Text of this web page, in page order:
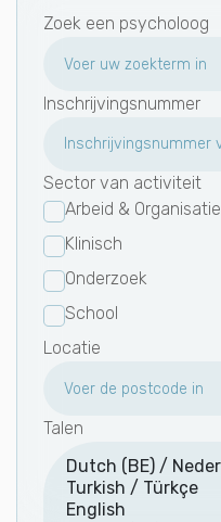
Zoek een psycholoog
Inschrijvingsnummer
Sector van activiteit
Arbeid & Organisatie
Klinisch
Onderzoek
School
Locatie
Talen